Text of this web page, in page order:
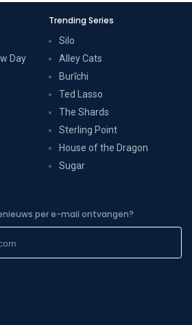
Day
Trending Series
Silo
Alley Cats
Burīchi
Ted Lasso
The Shards
Sterling Point
House of the Dragon
Sugar
per e-mail ontvangen?